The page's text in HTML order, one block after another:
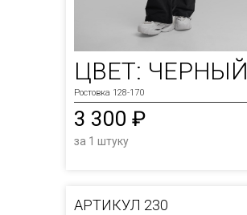
ЦВЕТ: ЧЕРНЫЙ
Ростовка 128-170
3 300 ₽
за 1 штуку
АРТИКУЛ 230